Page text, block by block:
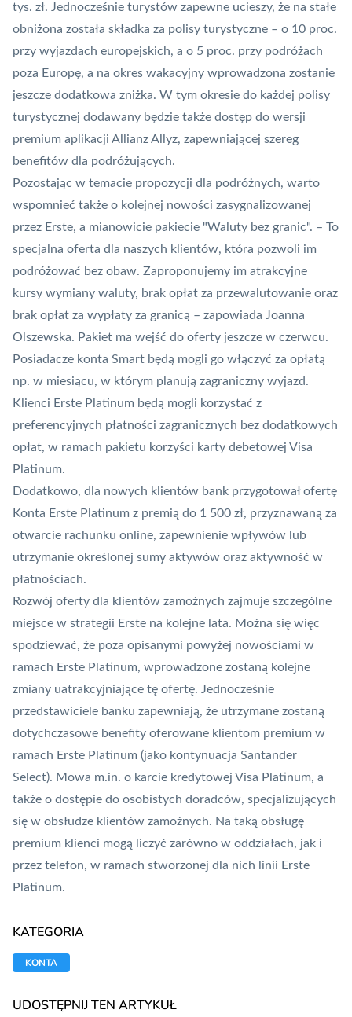
tys. zł. Jednocześnie turystów zapewne ucieszy, że na stałe
obniżona została składka za polisy turystyczne – o 10 proc.
przy wyjazdach europejskich, a o 5 proc. przy podróżach
poza Europę, a na okres wakacyjny wprowadzona zostanie
jeszcze dodatkowa zniżka. W tym okresie do każdej polisy
turystycznej dodawany będzie także dostęp do wersji
premium aplikacji Allianz Allyz, zapewniającej szereg
benefitów dla podróżujących.
Pozostając w temacie propozycji dla podróżnych, warto
wspomnieć także o kolejnej nowości zasygnalizowanej
przez Erste, a mianowicie pakiecie "Waluty bez granic". – To
specjalna oferta dla naszych klientów, która pozwoli im
podróżować bez obaw. Zaproponujemy im atrakcyjne
kursy wymiany waluty, brak opłat za przewalutowanie oraz
brak opłat za wypłaty za granicą – zapowiada Joanna
Olszewska. Pakiet ma wejść do oferty jeszcze w czerwcu.
Posiadacze konta Smart będą mogli go włączyć za opłatą
np. w miesiącu, w którym planują zagraniczny wyjazd.
Klienci Erste Platinum będą mogli korzystać z
preferencyjnych płatności zagranicznych bez dodatkowych
opłat, w ramach pakietu korzyści karty debetowej Visa
Platinum.
Dodatkowo, dla nowych klientów bank przygotował ofertę
Konta Erste Platinum z premią do 1 500 zł, przyznawaną za
otwarcie rachunku online, zapewnienie wpływów lub
utrzymanie określonej sumy aktywów oraz aktywność w
płatnościach.
Rozwój oferty dla klientów zamożnych zajmuje szczególne
miejsce w strategii Erste na kolejne lata. Można się więc
spodziewać, że poza opisanymi powyżej nowościami w
ramach Erste Platinum, wprowadzone zostaną kolejne
zmiany uatrakcyjniające tę ofertę. Jednocześnie
przedstawiciele banku zapewniają, że utrzymane zostaną
dotychczasowe benefity oferowane klientom premium w
ramach Erste Platinum (jako kontynuacja Santander
Select). Mowa m.in. o karcie kredytowej Visa Platinum, a
także o dostępie do osobistych doradców, specjalizujących
się w obsłudze klientów zamożnych. Na taką obsługę
premium klienci mogą liczyć zarówno w oddziałach, jak i
przez telefon, w ramach stworzonej dla nich linii Erste
Platinum.
KATEGORIA
KONTA
UDOSTĘPNIJ TEN ARTYKUŁ